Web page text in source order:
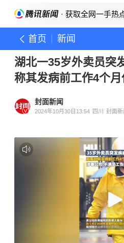
· 获取全网一手热
首页 新闻
湖北一35岁外卖员突
称其发病前工作4个
封面新闻
2024年10月30日13:54 四川 封面新